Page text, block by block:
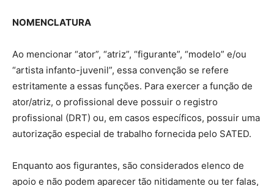
NOMENCLATURA
Ao mencionar “ator”, “atriz”, “figurante”, “modelo” e/ou
“artista infanto-juvenil”, essa convenção se refere
estritamente a essas funções. Para exercer a função de
ator/atriz, o profissional deve possuir o registro
profissional (DRT) ou, em casos específicos, possuir uma
autorização especial de trabalho fornecida pelo SATED.
Enquanto aos figurantes, são considerados elenco de
apoio e não podem aparecer tão nitidamente ou ter falas,